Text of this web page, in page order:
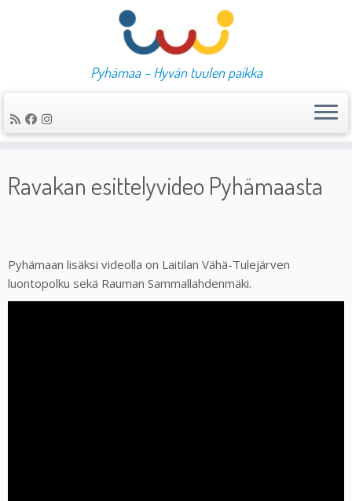
to
content
Pyhämaa – Hyvän tuulen paikka
Ravakan esittelyvideo Pyhämaasta
Pyhämaan lisäksi videolla on Laitilan Vähä-Tulejärven
luontopolku sekä Rauman Sammallahdenmäki.